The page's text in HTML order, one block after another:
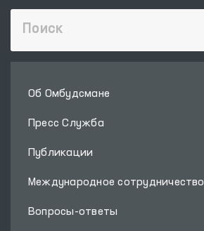
Об Омбудсмане
Пресс Служба
Публикации
Международное сотрудничество
Вопросы-ответы